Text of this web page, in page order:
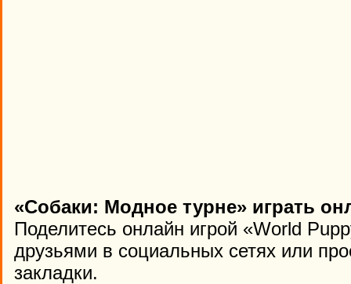
«Собаки: Модное турне» играть
Поделитесь онлайн игрой «World
друзьями в социальных сетях или
закладки.